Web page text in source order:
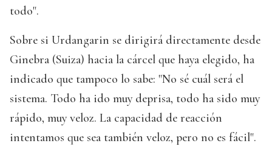
todo".
Sobre si Urdangarin se dirigirá directamente desde
Ginebra (Suiza) hacia la cárcel que haya elegido, ha
indicado que tampoco lo sabe: "No sé cuál será el
sistema. Todo ha ido muy deprisa, todo ha sido muy
rápido, muy veloz. La capacidad de reacción
intentamos que sea también veloz, pero no es fácil".